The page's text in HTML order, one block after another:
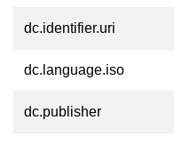
dc.identifier.uri
dc.language.iso
dc.publisher